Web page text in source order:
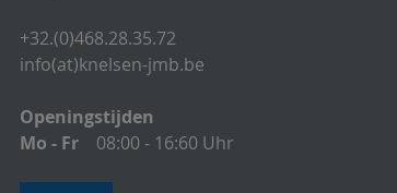
+32.(0)468.28.35.72
info(at)knelsen-jmb.be
Openingstijden
Mo - Fr 08:00 - 16:60 Uhr